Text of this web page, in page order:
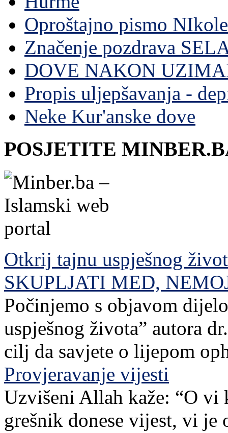
Oproštajno pismo
Značenje pozdrava
DOVE NAKON
Propis uljepšavanja -
Neke Kur'anske dove
POSJETITE
Otkrij tajnu uspješnog
SKUPLJATI MED,
Počinjemo s objavom
uspješnog života” autora
cilj da savjete o lijepom
Provjeravanje vijesti
Uzvišeni Allah kaže: “O
grešnik donese vijest, vi je